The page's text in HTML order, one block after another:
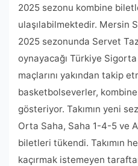
2025 sezonu kombine
ulaşılabilmektedir. Mersin
2025 sezonunda Servet
oynayacağı Türkiye
maçlarını yakından takip
basketbolseverler,
gösteriyor. Takımın yeni
Orta Saha, Saha 1-4-5 ve
biletleri tükendi. Takımın
kaçırmak istemeyen